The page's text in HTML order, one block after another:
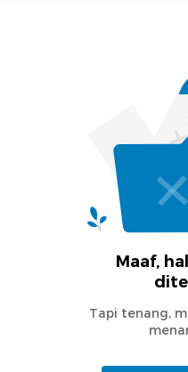
Maaf,
Tapi tenang,